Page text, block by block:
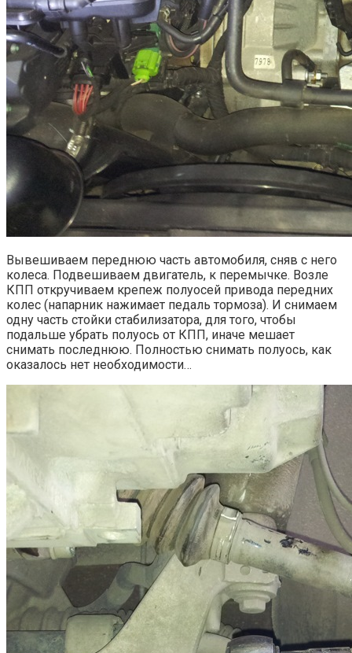
Вывешиваем переднюю часть автомобиля, сняв с него
колеса. Подвешиваем двигатель, к перемычке. Возле
КПП откручиваем крепеж полуосей привода передних
колес (напарник нажимает педаль тормоза). И снимаем
одну часть стойки стабилизатора, для того, чтобы
подальше убрать полуось от КПП, иначе мешает
снимать последнюю. Полностью снимать полуось, как
оказалось нет необходимости…